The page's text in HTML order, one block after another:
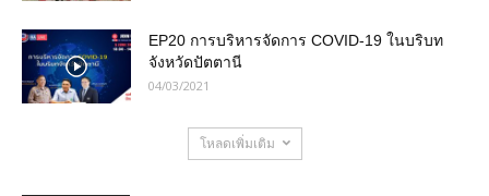
EP20 การบริหารจัดการ COVID-19 ในบริบท
จังหวัดปัตตานี
04/03/2021
โหลดเพิ่มเติม